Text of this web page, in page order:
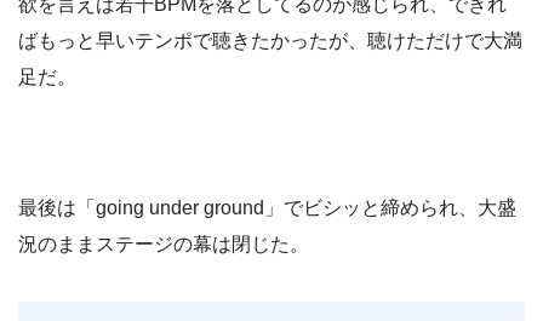
欲を言えば若干BPMを落としてるのが感じられ、できれ
ばもっと早いテンポで聴きたかったが、聴けただけで大満
足だ。
最後は「going under ground」でビシッと締められ、大盛
況のままステージの幕は閉じた。